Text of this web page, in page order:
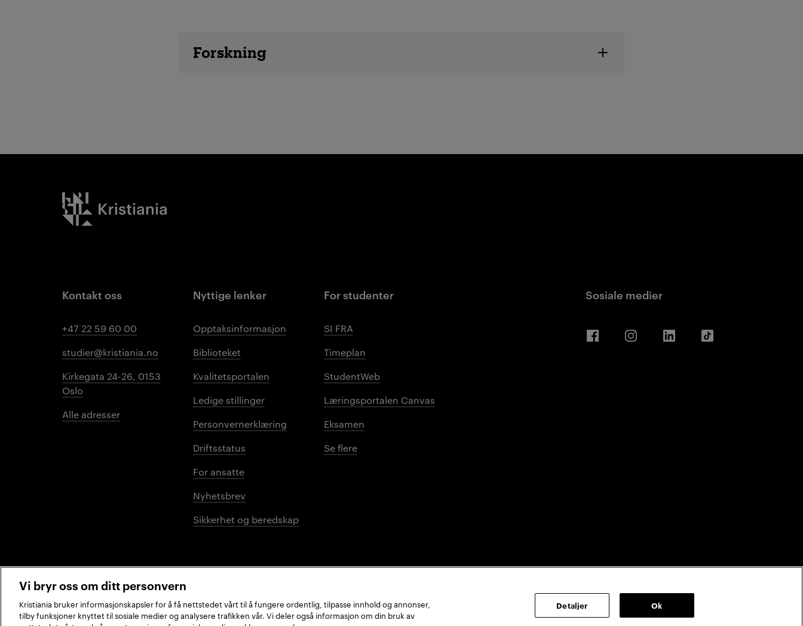
Ansatte detaljer
Forskning
Kristiania logo
Kontakt oss
+47 22 59 60 00
studier@kristiania.no
Kirkegata 24-26, 0153
Oslo
Alle adresser
Nyttige lenker
Opptaksinformasjon
Biblioteket
Kvalitetsportalen
Ledige stillinger
Personvernerklæring
Driftsstatus
For ansatte
Nyhetsbrev
Sikkerhet og beredskap
For studenter
SI FRA
Timeplan
StudentWeb
Læringsportalen Canvas
Eksamen
Se flere
Sosiale medier
2026 © Kristiania
Vi bryr oss om ditt personvern
Kristiania bruker informasjonskapsler for å få nettstedet vårt til å fungere ordentlig, tilpasse innhold og annonser,
tilby funksjoner knyttet til sosiale medier og analysere trafikken vår. Vi deler også informasjon om din bruk av
Detaljer Ok